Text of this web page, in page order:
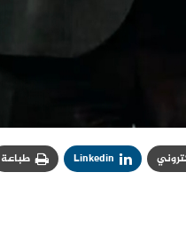
Linkedin طباعة